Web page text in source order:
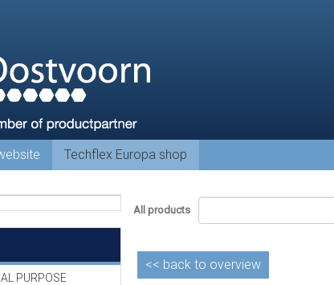
Techflex Europa shop
PURPOSE
All products
<< back to overview